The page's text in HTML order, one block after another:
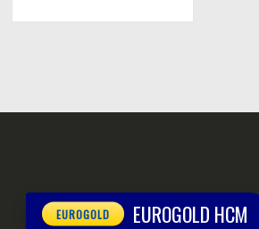
EUROGOLD HCM